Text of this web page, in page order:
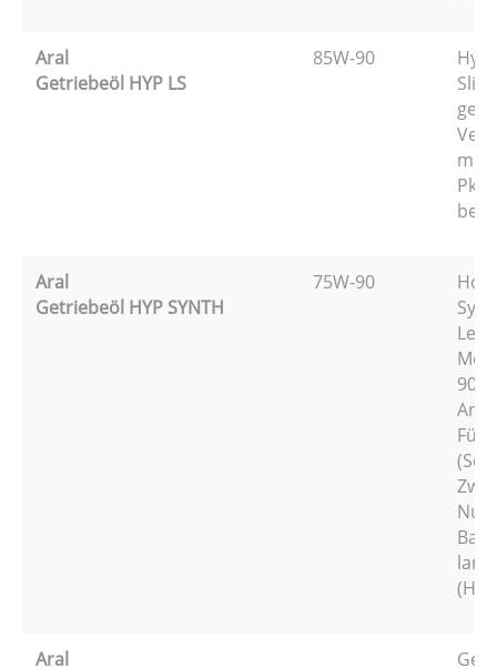
Aral
Getriebeöl HYP LS
85W-90
mit
Aral
Getriebeöl HYP SYNTH
75W-90
90
Für
Aral